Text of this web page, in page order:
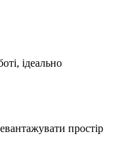
ідеально
простір